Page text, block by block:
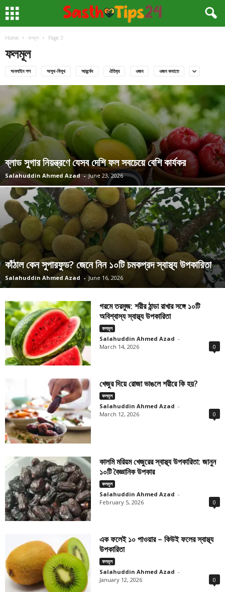
Home ফলমূল Page 3
ফলমূল
অনলাইন শপ অসুখ-বিসুখ আয়ুর্বেদ ঐতিহ্য ওজন ওজন কমাতে
ব্লাড সুগার নিয়ন্ত্রণে যেসব দেশি ফল সবচেয়ে বেশি কার্যকর
Salahuddin Ahmed Azad - June 23, 2026
কাঁঠাল কেন সুপারফুড? জেনে নিন ১০টি চমকপ্রদ স্বাস্থ্য উপকারিতা
Salahuddin Ahmed Azad - June 16, 2026
গরমে তরমুজ: শরীর ঠান্ডা রাখার সঙ্গে ১০টি
অবিশ্বাস্য স্বাস্থ্য উপকারিতা
ফলমূল
Salahuddin Ahmed Azad -
March 14, 2026
0
খেজুর দিয়ে রোজা ভাঙলে শরীরে কি হয়?
ফলমূল
Salahuddin Ahmed Azad -
March 12, 2026
0
কালমি মরিয়ম খেজুরের স্বাস্থ্য উপকারিতা: জানুন
১০টি বৈজ্ঞানিক উপকার
ফলমূল
Salahuddin Ahmed Azad -
February 5, 2026
0
এক ফলেই ১০ পাওয়ার – কিউই ফলের স্বাস্থ্য
উপকারিতা
ফলমূল
Salahuddin Ahmed Azad -
January 12, 2026
0